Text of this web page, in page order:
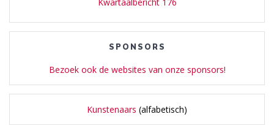
SPONSORS
Bezoek ook de websites van onze sponsors!
Kunstenaars (alfabetisch)